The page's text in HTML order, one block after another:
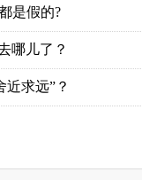
是假的?
哪儿了？
求远”？